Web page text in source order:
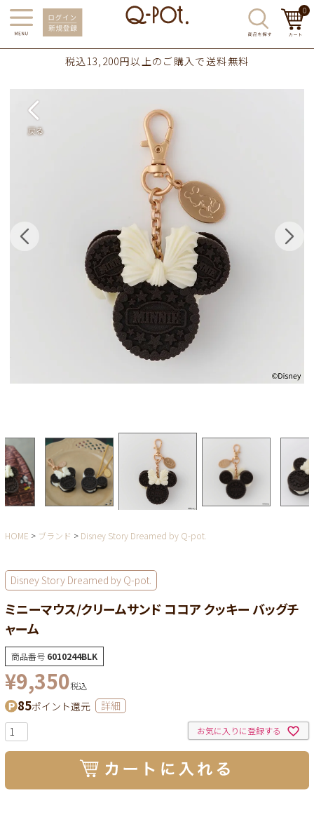
0
税込13,200円以上のご購入で送料無料
HOME ブランド Disney Story Dreamed by Q-pot.
Disney Story Dreamed by Q-pot.
ミニーマウス/クリームサンド ココア クッキー バッグチ
ャーム
商品番号 6010244BLK
¥9,350税込
85ポイント還元 詳細
お気に入りに登録する